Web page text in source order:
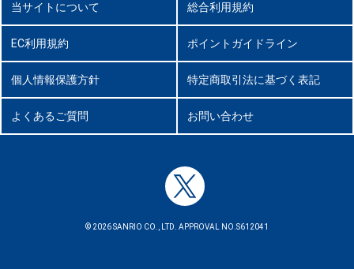
当サイトについて 総合利用規約
EC利用規約 ポイントガイドライン
個人情報保護方針 特定商取引法に基づく表記
よくあるご質問 お問い合わせ
© 2026 SANRIO CO., LTD. APPROVAL NO.S612041